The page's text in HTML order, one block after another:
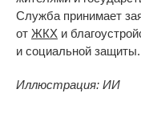
Служба принимает
от ЖКХ и
и социальной защиты.
Иллюстрация: ИИ